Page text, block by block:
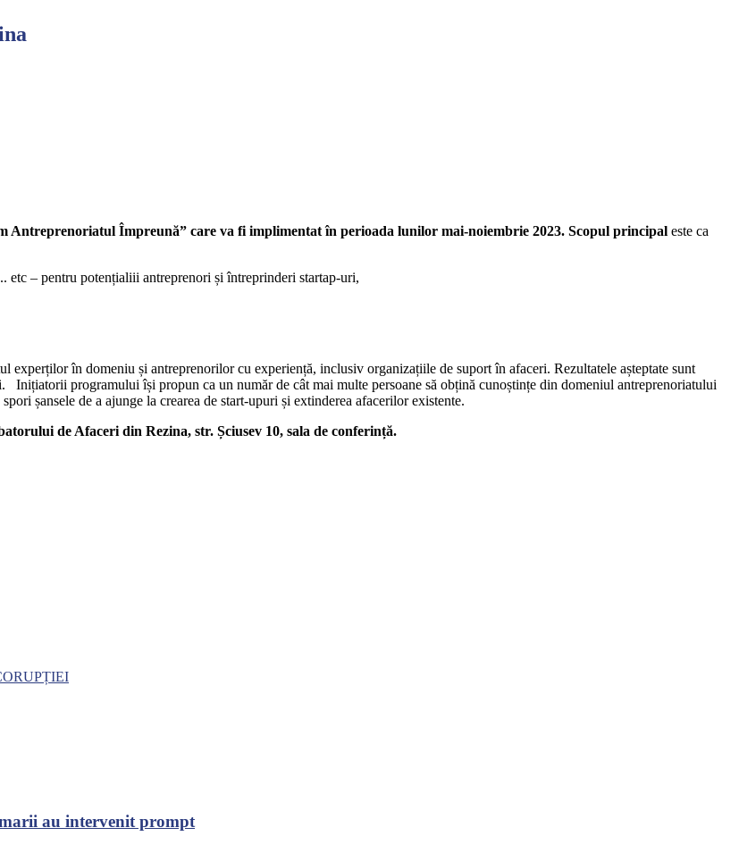
Antreprenoriatul Împreună” care va fi implimentat în perioada lunilor mai-noiembrie 2023. Scopul principal este ca
– pentru potențialiii antreprenori și întreprinderi startap-uri,
experților în domeniu și antreprenorilor cu experiență, inclusiv organizațiile de suport în afaceri. Rezultatele așteptate sunt
programului își propun ca un număr de cât mai multe persoane să obțină cunoștințe din domeniul antreprenoriatului
șansele de a ajunge la crearea de start-upuri și extinderea afacerilor existente.
de Afaceri din Rezina, str. Șciusev 10, sala de conferință.
au intervenit prompt